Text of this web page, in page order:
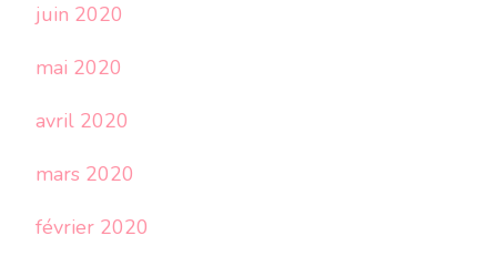
juin 2020
mai 2020
avril 2020
mars 2020
février 2020